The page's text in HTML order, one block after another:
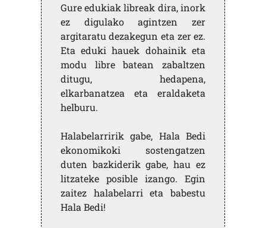
Gure edukiak libreak dira, inork
ez digulako agintzen zer
argitaratu dezakegun eta zer ez.
Eta eduki hauek dohainik eta
modu libre batean zabaltzen
ditugu, hedapena,
elkarbanatzea eta eraldaketa
helburu.
Halabelarririk gabe, Hala Bedi
ekonomikoki sostengatzen
duten bazkiderik gabe, hau ez
litzateke posible izango. Egin
zaitez halabelarri eta babestu
Hala Bedi!